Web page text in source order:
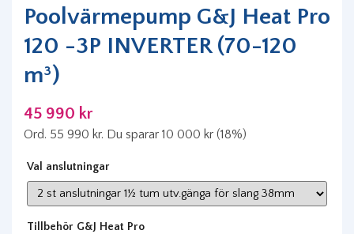
Poolvärmepump G&J Heat Pro
120 -3P INVERTER (70-120
m³)
45 990 kr
Ord. 55 990 kr. Du sparar 10 000 kr (18%)
Val anslutningar
Tillbehör G&J Heat Pro